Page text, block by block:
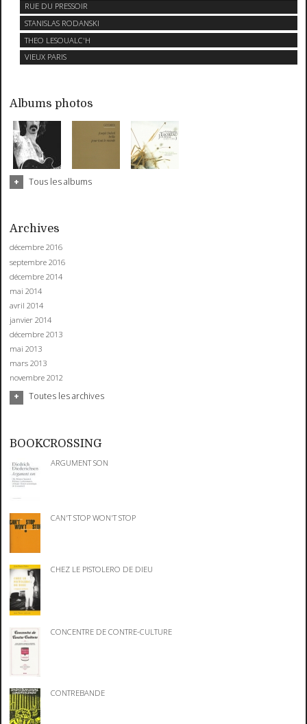
RUE DU PRESSOIR
STANISLAS RODANSKI
THEO LESOUALC'H
VIEUX PARIS
Albums photos
Tous les albums
Archives
décembre 2016
septembre 2016
décembre 2014
mai 2014
avril 2014
janvier 2014
décembre 2013
mai 2013
mars 2013
novembre 2012
Toutes les archives
BOOKCROSSING
ARGUMENT SON
CAN'T STOP WON'T STOP
CHEZ LE PISTOLERO DE DIEU
CONCENTRE DE CONTRE-CULTURE
CONTREBANDE